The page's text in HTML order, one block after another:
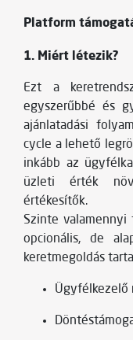
Platform
1. Miért létezik?
Ezt a
egyszerűbbé és
ajánlatadási
cycle a lehető
inkább az
üzleti érték
értékesítők.
Szinte valamennyi
opcionális, de
keretmegoldás
Ügyfélkezelő